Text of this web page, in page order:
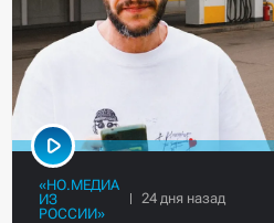
«НО.МЕДИА
ИЗ
РОССИИ»